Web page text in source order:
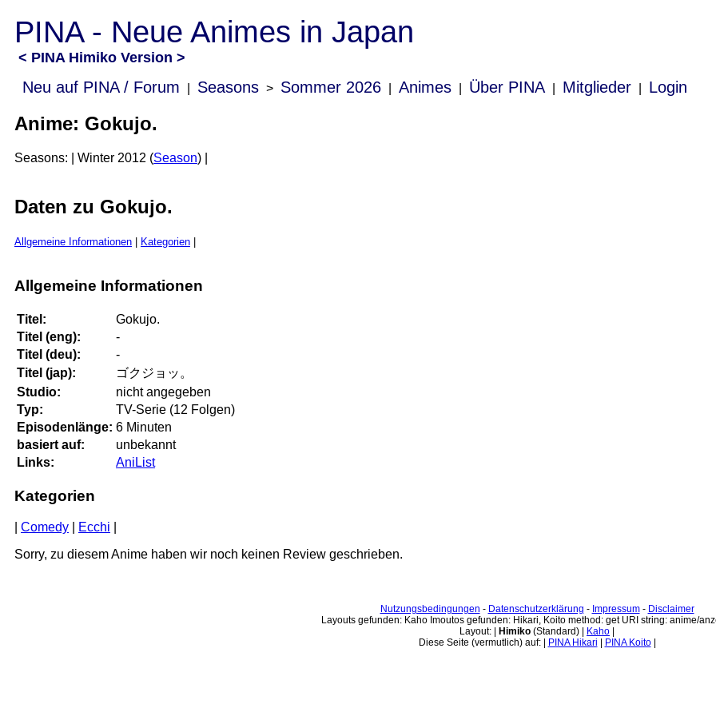
PINA - Neue Animes in Japan
< PINA Himiko Version >
Neu auf PINA / Forum Seasons > Sommer 2026 Animes Über PINA Mitglieder Login
Anime: Gokujo.
Seasons: | Winter 2012 (Season) |
Daten zu Gokujo.
Allgemeine Informationen | Kategorien |
Allgemeine Informationen
Titel:
Gokujo.
Titel (eng):
-
Titel (deu):
-
Titel (jap):
ゴクジョッ。
Studio:
nicht angegeben
Typ:
TV-Serie (12 Folgen)
Episodenlänge: 6 Minuten
basiert auf:
unbekannt
Links:
AniList
Kategorien
Comedy Ecchi
Sorry, zu diesem Anime haben wir noch keinen Review geschrieben.
Nutzungsbedingungen - Datenschutzerklärung - Impressum- Disclaimer
Layouts gefunden: Kaho Imoutos gefunden: Hikari, Koito method: get URI string: anime/
Layout: | Himiko (Standard) | Kaho |
Diese Seite (vermutlich) auf: | PINA Hikari | PINA Koito|